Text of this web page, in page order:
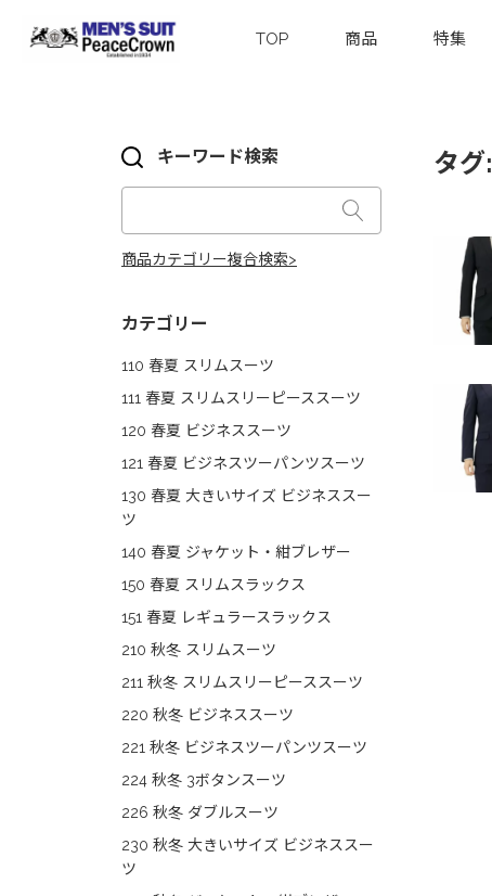
TOP 商品 特集
タグ:
キーワード検索
商品カテゴリー複合検索>
カテゴリー
110 春夏 スリムスーツ
111 春夏 スリムスリーピーススーツ
120 春夏 ビジネススーツ
121 春夏 ビジネスツーパンツスーツ
130 春夏 大きいサイズ ビジネススー
ツ
140 春夏 ジャケット・紺ブレザー
150 春夏 スリムスラックス
151 春夏 レギュラースラックス
210 秋冬 スリムスーツ
211 秋冬 スリムスリーピーススーツ
220 秋冬 ビジネススーツ
221 秋冬 ビジネスツーパンツスーツ
224 秋冬 3ボタンスーツ
226 秋冬 ダブルスーツ
230 秋冬 大きいサイズ ビジネススー
ツ